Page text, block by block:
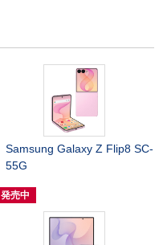
Samsung Galaxy Z Flip8 SC-
55G
発売中